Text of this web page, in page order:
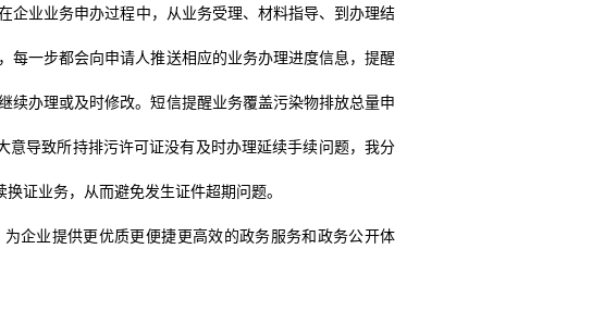
企业业务申办过程中，从业务受理、 材料指导、到办理结
每一步都会向申请人推送相应的业务办理进度信息，提醒
续办理或及时修改。短信提醒业务覆盖污染物排放总量申
意导致所持排污许可证没有及时办理延续手续问题，我分
换证业务，从而避免发生证件超期问题。
企业提供更优质更便捷更高效的政务服务和政务公开体